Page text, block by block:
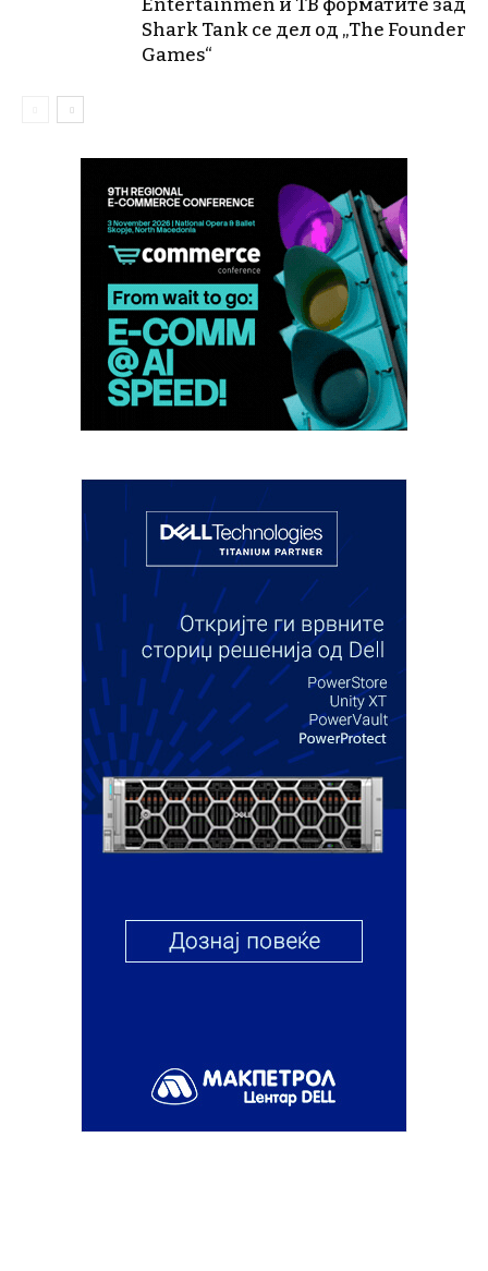
Entertainmen и ТВ форматите зад
Shark Tank се дел од „The Founder
Games“